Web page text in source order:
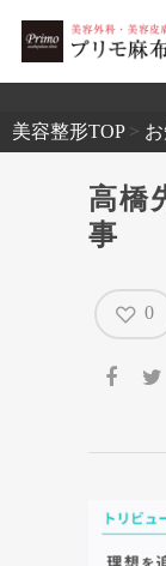
美容整形TOP>
高橋
事
0